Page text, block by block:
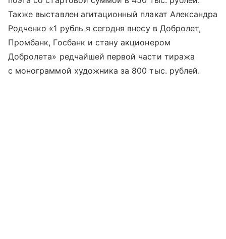
Также выставлен агитационный плакат Александра
Родченко «1 рубль я сегодня внесу в Добролет,
Промбанк, Госбанк и стану акционером
Добролета» редчайшей первой части тиража
с монограммой художника за 800 тыс. рублей.